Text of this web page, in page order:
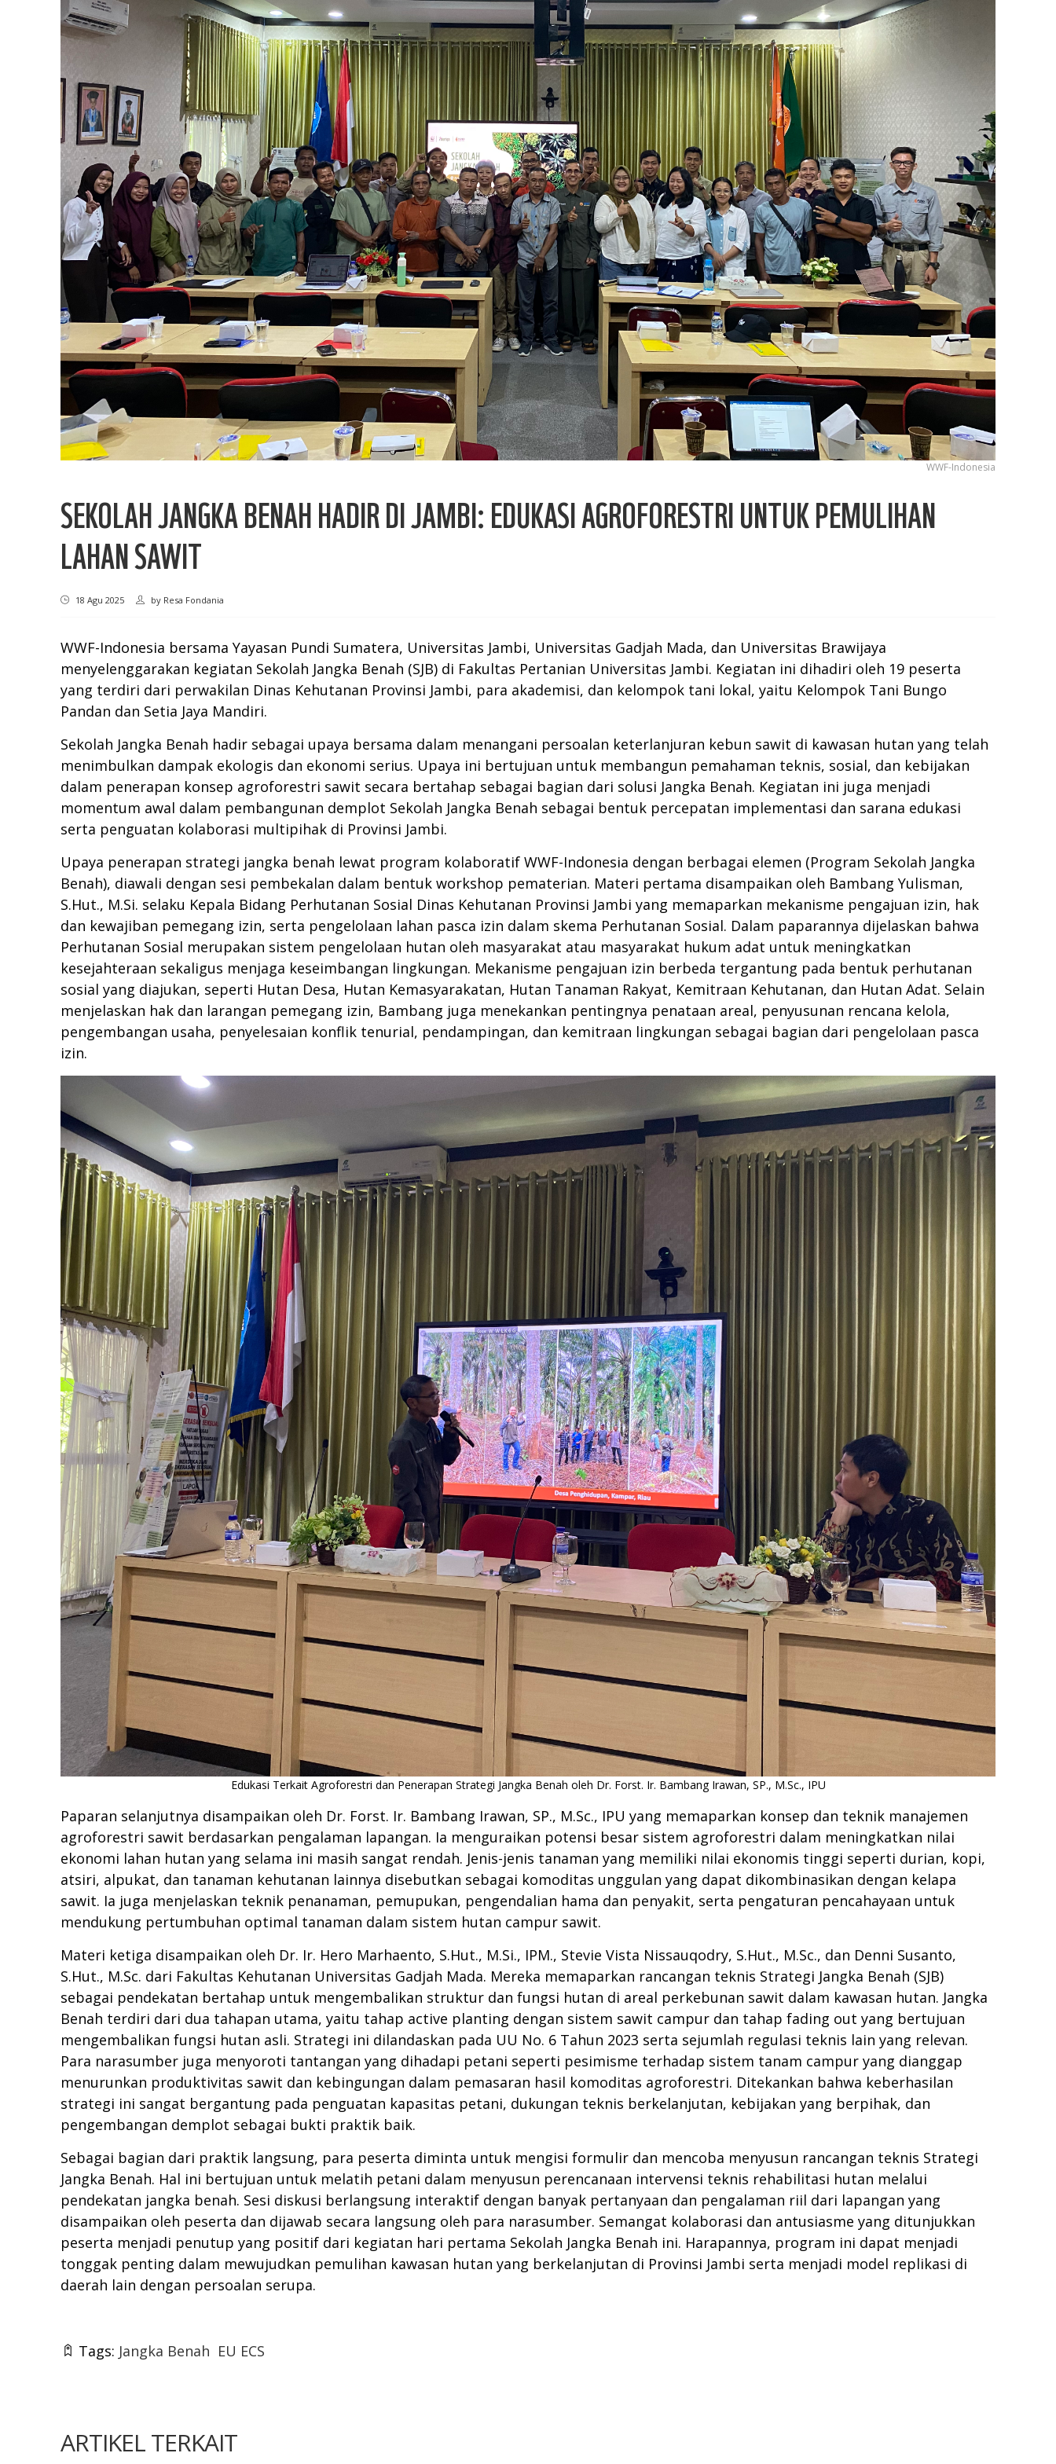
WWF-Indonesia
SEKOLAH JANGKA BENAH HADIR DI JAMBI: EDUKASI AGROFORESTRI UNTUK PEMULIHAN
LAHAN SAWIT
18 Agu 2025 by Resa Fondania
WWF-Indonesia bersama Yayasan Pundi Sumatera, Universitas Jambi, Universitas Gadjah Mada, dan Universitas Brawijaya
menyelenggarakan kegiatan Sekolah Jangka Benah (SJB) di Fakultas Pertanian Universitas Jambi. Kegiatan ini dihadiri oleh 19 peserta
yang terdiri dari perwakilan Dinas Kehutanan Provinsi Jambi, para akademisi, dan kelompok tani lokal, yaitu Kelompok Tani Bungo
Pandan dan Setia Jaya Mandiri.
Sekolah Jangka Benah hadir sebagai upaya bersama dalam menangani persoalan keterlanjuran kebun sawit di kawasan hutan yang telah
menimbulkan dampak ekologis dan ekonomi serius. Upaya ini bertujuan untuk membangun pemahaman teknis, sosial, dan kebijakan
dalam penerapan konsep agroforestri sawit secara bertahap sebagai bagian dari solusi Jangka Benah. Kegiatan ini juga menjadi
momentum awal dalam pembangunan demplot Sekolah Jangka Benah sebagai bentuk percepatan implementasi dan sarana edukasi
serta penguatan kolaborasi multipihak di Provinsi Jambi.
Upaya penerapan strategi jangka benah lewat program kolaboratif WWF-Indonesia dengan berbagai elemen (Program Sekolah Jangka
Benah), diawali dengan sesi pembekalan dalam bentuk workshop pematerian. Materi pertama disampaikan oleh Bambang Yulisman,
S.Hut., M.Si. selaku Kepala Bidang Perhutanan Sosial Dinas Kehutanan Provinsi Jambi yang memaparkan mekanisme pengajuan izin, hak
dan kewajiban pemegang izin, serta pengelolaan lahan pasca izin dalam skema Perhutanan Sosial. Dalam paparannya dijelaskan bahwa
Perhutanan Sosial merupakan sistem pengelolaan hutan oleh masyarakat atau masyarakat hukum adat untuk meningkatkan
kesejahteraan sekaligus menjaga keseimbangan lingkungan. Mekanisme pengajuan izin berbeda tergantung pada bentuk perhutanan
sosial yang diajukan, seperti Hutan Desa, Hutan Kemasyarakatan, Hutan Tanaman Rakyat, Kemitraan Kehutanan, dan Hutan Adat. Selain
menjelaskan hak dan larangan pemegang izin, Bambang juga menekankan pentingnya penataan areal, penyusunan rencana kelola,
pengembangan usaha, penyelesaian konflik tenurial, pendampingan, dan kemitraan lingkungan sebagai bagian dari pengelolaan pasca
izin.
Edukasi Terkait Agroforestri dan Penerapan Strategi Jangka Benah oleh Dr. Forst. Ir. Bambang Irawan, SP., M.Sc., IPU
Paparan selanjutnya disampaikan oleh Dr. Forst. Ir. Bambang Irawan, SP., M.Sc., IPU yang memaparkan konsep dan teknik manajemen
agroforestri sawit berdasarkan pengalaman lapangan. Ia menguraikan potensi besar sistem agroforestri dalam meningkatkan nilai
ekonomi lahan hutan yang selama ini masih sangat rendah. Jenis-jenis tanaman yang memiliki nilai ekonomis tinggi seperti durian, kopi,
atsiri, alpukat, dan tanaman kehutanan lainnya disebutkan sebagai komoditas unggulan yang dapat dikombinasikan dengan kelapa
sawit. Ia juga menjelaskan teknik penanaman, pemupukan, pengendalian hama dan penyakit, serta pengaturan pencahayaan untuk
mendukung pertumbuhan optimal tanaman dalam sistem hutan campur sawit.
Materi ketiga disampaikan oleh Dr. Ir. Hero Marhaento, S.Hut., M.Si., IPM., Stevie Vista Nissauqodry, S.Hut., M.Sc., dan Denni Susanto,
S.Hut., M.Sc. dari Fakultas Kehutanan Universitas Gadjah Mada. Mereka memaparkan rancangan teknis Strategi Jangka Benah (SJB)
sebagai pendekatan bertahap untuk mengembalikan struktur dan fungsi hutan di areal perkebunan sawit dalam kawasan hutan. Jangka
Benah terdiri dari dua tahapan utama, yaitu tahap active planting dengan sistem sawit campur dan tahap fading out yang bertujuan
mengembalikan fungsi hutan asli. Strategi ini dilandaskan pada UU No. 6 Tahun 2023 serta sejumlah regulasi teknis lain yang relevan.
Para narasumber juga menyoroti tantangan yang dihadapi petani seperti pesimisme terhadap sistem tanam campur yang dianggap
menurunkan produktivitas sawit dan kebingungan dalam pemasaran hasil komoditas agroforestri. Ditekankan bahwa keberhasilan
strategi ini sangat bergantung pada penguatan kapasitas petani, dukungan teknis berkelanjutan, kebijakan yang berpihak, dan
pengembangan demplot sebagai bukti praktik baik.
Sebagai bagian dari praktik langsung, para peserta diminta untuk mengisi formulir dan mencoba menyusun rancangan teknis Strategi
Jangka Benah. Hal ini bertujuan untuk melatih petani dalam menyusun perencanaan intervensi teknis rehabilitasi hutan melalui
pendekatan jangka benah. Sesi diskusi berlangsung interaktif dengan banyak pertanyaan dan pengalaman riil dari lapangan yang
disampaikan oleh peserta dan dijawab secara langsung oleh para narasumber. Semangat kolaborasi dan antusiasme yang ditunjukkan
peserta menjadi penutup yang positif dari kegiatan hari pertama Sekolah Jangka Benah ini. Harapannya, program ini dapat menjadi
tonggak penting dalam mewujudkan pemulihan kawasan hutan yang berkelanjutan di Provinsi Jambi serta menjadi model replikasi di
daerah lain dengan persoalan serupa.
Tags: Jangka Benah EU ECS
ARTIKEL TERKAIT